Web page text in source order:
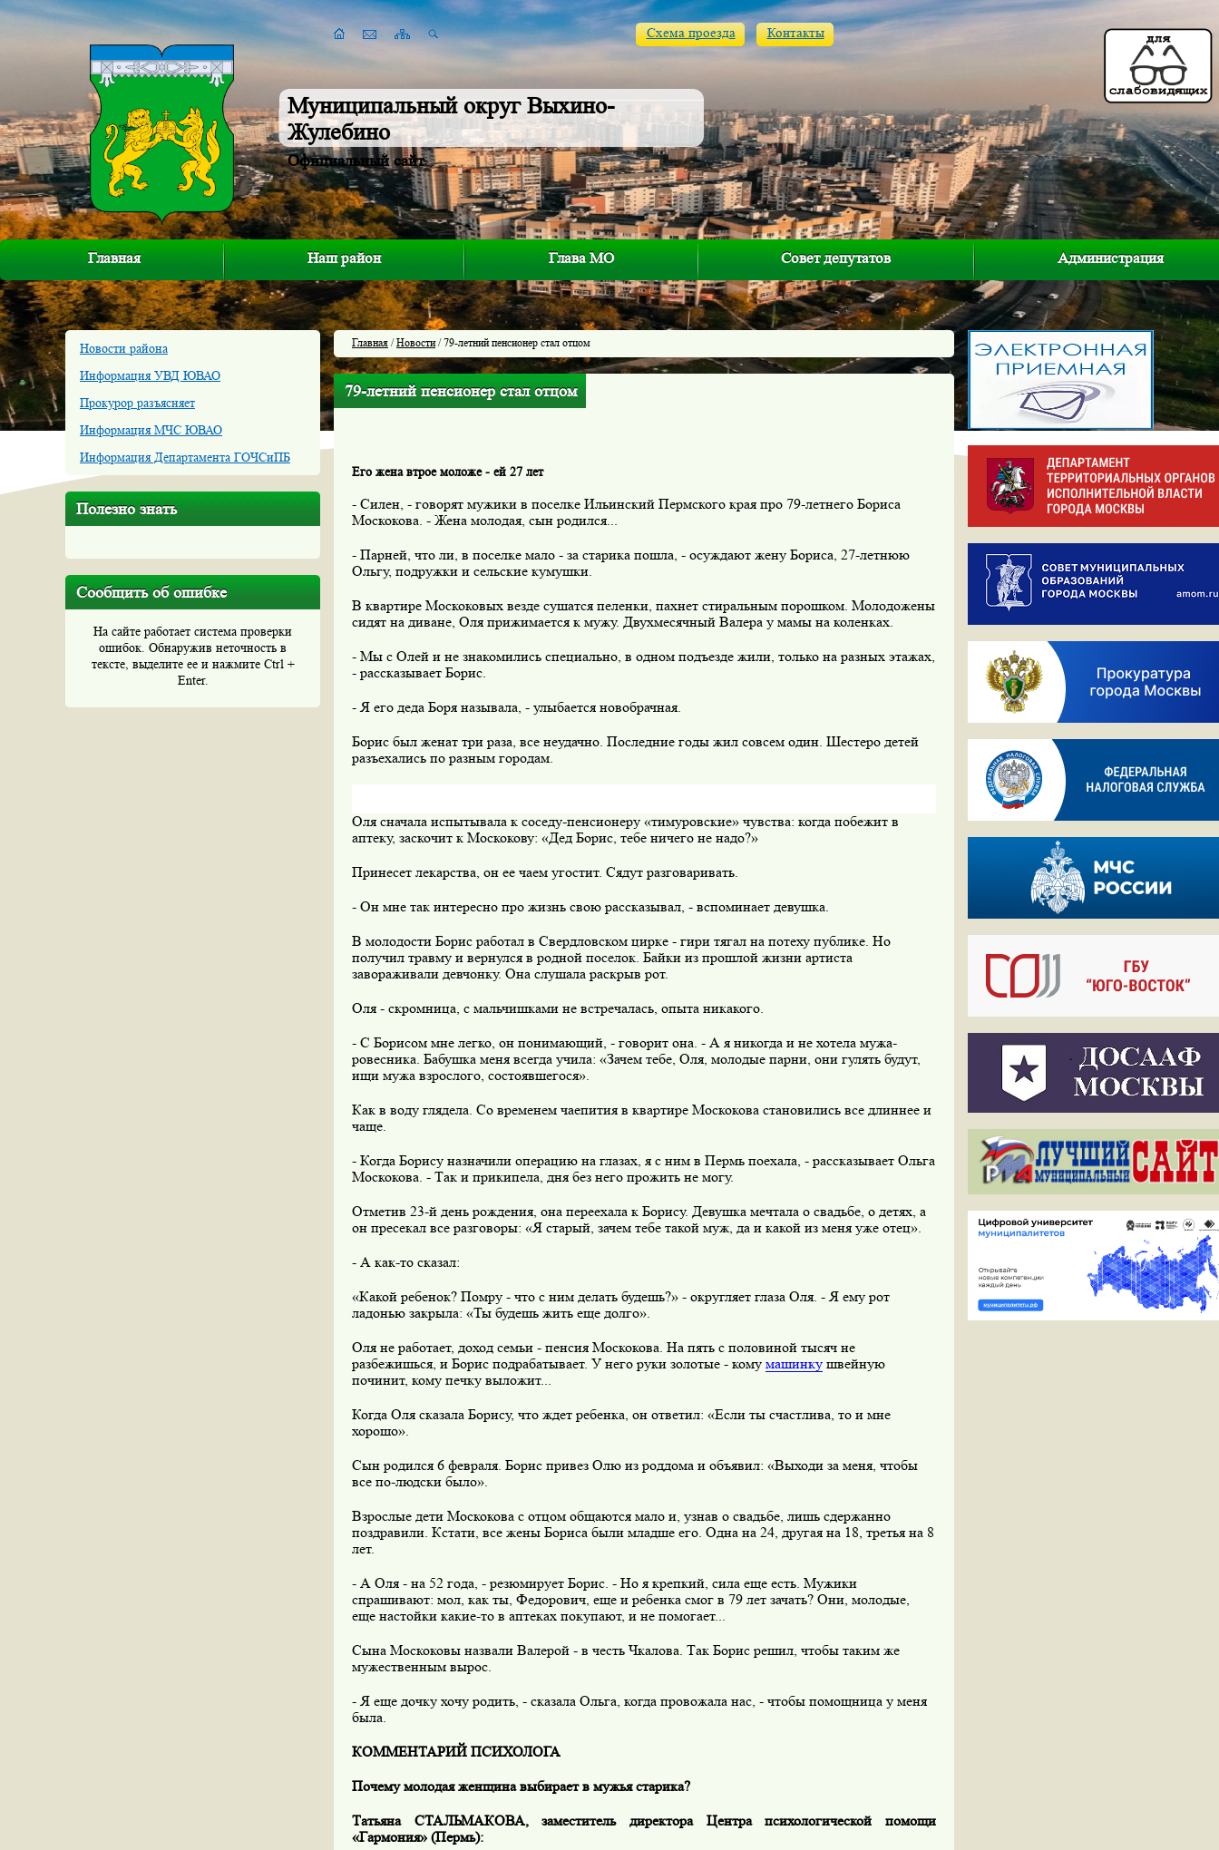
Муниципальный округ Выхино-
Жулебино
Официальный сайт
Схема проезда Контакты
Главная Наш район Глава МО Совет депутатов Администрация
Новости района
Информация УВД ЮВАО
Прокурор разъясняет
Информация МЧС ЮВАО
Информация Департамента ГОЧСиПБ
Полезно знать
Сообщить об ошибке
На сайте работает система проверки
ошибок. Обнаружив неточность в
тексте, выделите ее и нажмите Ctrl +
Enter.
Главная /Новости/ 79-летний пенсионер стал отцом
79-летний пенсионер стал отцом
Его жена втрое моложе - ей 27 лет
- Силен, - говорят мужики в поселке Ильинский Пермского края про 79-летнего Бориса
Москокова. - Жена молодая, сын родился...
- Парней, что ли, в поселке мало - за старика пошла, - осуждают жену Бориса, 27-летнюю
Ольгу, подружки и сельские кумушки.
В квартире Москоковых везде сушатся пеленки, пахнет стиральным порошком. Молодожены
сидят на диване, Оля прижимается к мужу. Двухмесячный Валера у мамы на коленках.
- Мы с Олей и не знакомились специально, в одном подъезде жили, только на разных этажах,
- рассказывает Борис.
- Я его деда Боря называла, - улыбается новобрачная.
Борис был женат три раза, все неудачно. Последние годы жил совсем один. Шестеро детей
разъехались по разным городам.
Оля сначала испытывала к соседу-пенсионеру «тимуровские» чувства: когда побежит в
аптеку, заскочит к Москокову: «Дед Борис, тебе ничего не надо?»
Принесет лекарства, он ее чаем угостит. Сядут разговаривать.
- Он мне так интересно про жизнь свою рассказывал, - вспоминает девушка.
В молодости Борис работал в Свердловском цирке - гири тягал на потеху публике. Но
получил травму и вернулся в родной поселок. Байки из прошлой жизни артиста
завораживали девчонку. Она слушала раскрыв рот.
Оля - скромница, с мальчишками не встречалась, опыта никакого.
- С Борисом мне легко, он понимающий, - говорит она. - А я никогда и не хотела мужа-
ровесника. Бабушка меня всегда учила: «Зачем тебе, Оля, молодые парни, они гулять будут,
ищи мужа взрослого, состоявшегося».
Как в воду глядела. Со временем чаепития в квартире Москокова становились все длиннее и
чаще.
- Когда Борису назначили операцию на глазах, я с ним в Пермь поехала, - рассказывает Ольга
Москокова. - Так и прикипела, дня без него прожить не могу.
Отметив 23-й день рождения, она переехала к Борису. Девушка мечтала о свадьбе, о детях, а
он пресекал все разговоры: «Я старый, зачем тебе такой муж, да и какой из меня уже отец».
- А как-то сказал:
«Какой ребенок? Помру - что с ним делать будешь?» - округляет глаза Оля. - Я ему рот
ладонью закрыла: «Ты будешь жить еще долго».
Оля не работает, доход семьи - пенсия Москокова. На пять с половиной тысяч не
разбежишься, и Борис подрабатывает. У него руки золотые - кому машинку швейную
починит, кому печку выложит...
Когда Оля сказала Борису, что ждет ребенка, он ответил: «Если ты счастлива, то и мне
хорошо».
Сын родился 6 февраля. Борис привез Олю из роддома и объявил: «Выходи за меня, чтобы
все по-людски было».
Взрослые дети Москокова с отцом общаются мало и, узнав о свадьбе, лишь сдержанно
поздравили. Кстати, все жены Бориса были младше его. Одна на 24, другая на 18, третья на 8
лет.
- А Оля - на 52 года, - резюмирует Борис. - Но я крепкий, сила еще есть. Мужики
спрашивают: мол, как ты, Федорович, еще и ребенка смог в 79 лет зачать? Они, молодые,
еще настойки какие-то в аптеках покупают, и не помогает...
Сына Москоковы назвали Валерой - в честь Чкалова. Так Борис решил, чтобы таким же
мужественным вырос.
- Я еще дочку хочу родить, - сказала Ольга, когда провожала нас, - чтобы помощница у меня
была.
КОММЕНТАРИЙ ПСИХОЛОГА
Почему молодая женщина выбирает в мужья старика?
Татьяна СТАЛЬМАКОВА, заместитель директора Центра психологической помощи
«Гармония» (Пермь):